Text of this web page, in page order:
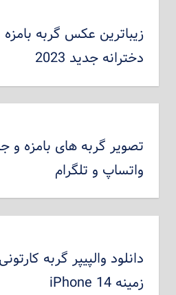
زیباترین عکس گربه بامزه
دخترانه جدید 2023
تصویر گربه های بامزه و
واتساپ و تلگرام
دانلود والپیپر گربه
زمینه iPhone 14